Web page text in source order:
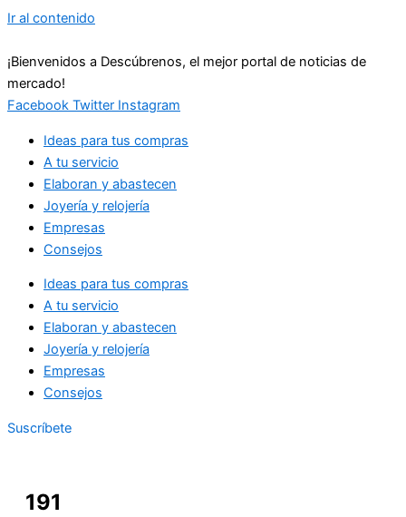
Ir al contenido
¡Bienvenidos a Descúbrenos, el mejor portal de noticias de
mercado!
Facebook Twitter Instagram
Ideas para tus compras
A tu servicio
Elaboran y abastecen
Joyería y relojería
Empresas
Consejos
Ideas para tus compras
A tu servicio
Elaboran y abastecen
Joyería y relojería
Empresas
Consejos
Suscríbete
191